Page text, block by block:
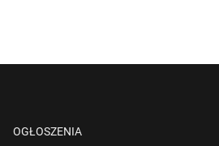
OGŁOSZENIA